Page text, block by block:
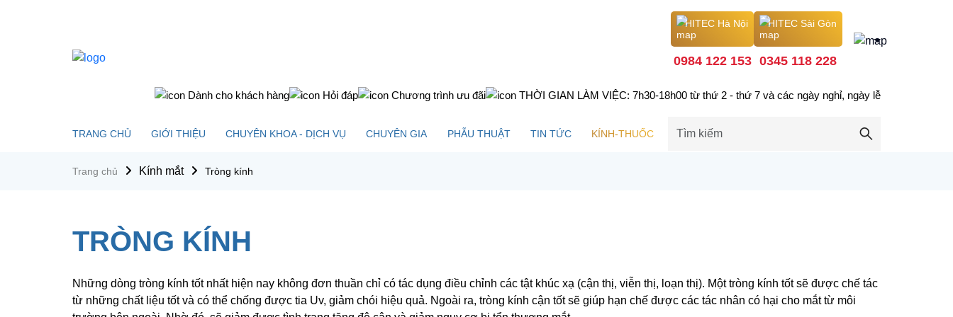
HITEC Hà Nội
0984 122 153
HITEC Sài Gòn
0345 118 228
Dành cho khách hàng Hỏi đáp Chương trình ưu đãi THỜI GIAN LÀM VIỆC: 7h30-18h00 từ thứ 2 - thứ 7 và các ngày nghỉ, ngày lễ
TRANG CHỦ GIỚI THIỆU CHUYÊN KHOA - DỊCH VỤ CHUYÊN GIA PHẪU THUẬT TIN TỨC KÍNH-THUỐC
Trang chủ Kính mắt Tròng kính
TRÒNG KÍNH
Những dòng tròng kính tốt nhất hiện nay không đơn thuần chỉ có tác dụng điều chỉnh các tật khúc xạ (cận thị, viễn thị, loạn thị). Một tròng kính tốt sẽ được chế tác
từ những chất liệu tốt và có thể chống được tia Uv, giảm chói hiệu quả. Ngoài ra, tròng kính cận tốt sẽ giúp hạn chế được các tác nhân có hại cho mắt từ môi